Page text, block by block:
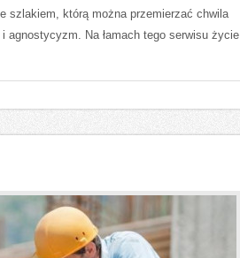
szlakiem, którą można przemierzać chwila
Na łamach tego serwisu życie